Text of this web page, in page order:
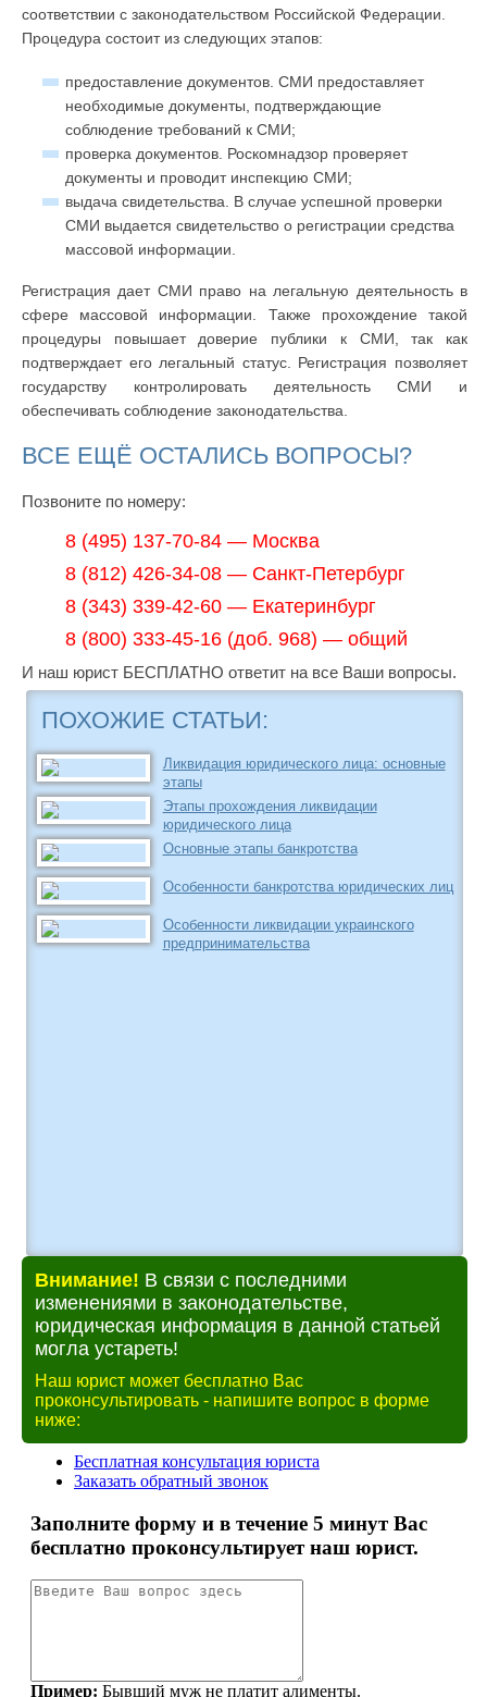
соответствии с законодательством Российской Федерации.
Процедура состоит из следующих этапов:
предоставление документов. СМИ предоставляет
необходимые документы, подтверждающие
соблюдение требований к СМИ;
проверка документов. Роскомнадзор проверяет
документы и проводит инспекцию СМИ;
выдача свидетельства. В случае успешной проверки
СМИ выдается свидетельство о регистрации средства
массовой информации.
Регистрация дает СМИ право на легальную деятельность в
сфере массовой информации. Также прохождение такой
процедуры повышает доверие публики к СМИ, так как
подтверждает его легальный статус. Регистрация позволяет
государству контролировать деятельность СМИ и
обеспечивать соблюдение законодательства.
ВСЕ ЕЩЁ ОСТАЛИСЬ ВОПРОСЫ?
Позвоните по номеру:
8 (495) 137-70-84 — Москва
8 (812) 426-34-08 — Санкт-Петербург
8 (343) 339-42-60 — Екатеринбург
8 (800) 333-45-16 (доб. 968) — общий
И наш юрист БЕСПЛАТНО ответит на все Ваши вопросы.
ПОХОЖИЕ СТАТЬИ:
Ликвидация юридического лица: основные
этапы
Этапы прохождения ликвидации
юридического лица
Основные этапы банкротства
Особенности банкротства юридических лиц
Особенности ликвидации украинского
предпринимательства
Внимание! В связи с последними
изменениями в законодательстве,
юридическая информация в данной статьей
могла устареть!
Наш юрист может бесплатно Вас
проконсультировать - напишите вопрос в форме
ниже: